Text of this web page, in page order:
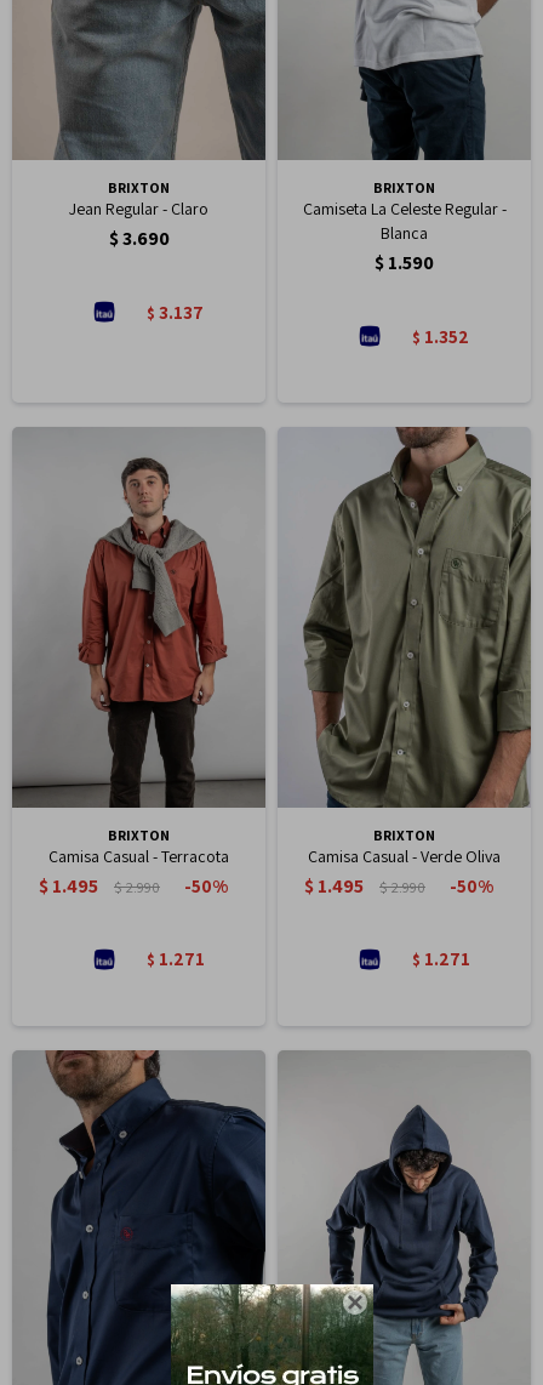

BRIXTON
Jean Regular - Claro
$3.690
$ 3.137
BRIXTON
Camiseta La Celeste Regular -
Blanca
$1.590
$ 1.352
BRIXTON
Camisa Casual - Terracota
$ 1.495 $2.990 50
$ 1.271
BRIXTON
Camisa Casual - Verde Oliva
$ 1.495 $2.990 50
$ 1.271